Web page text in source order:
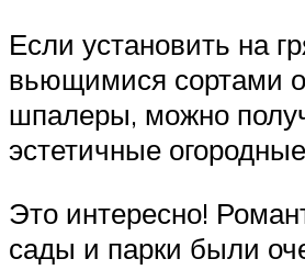
Если установить на
вьющимися сортами
шпалеры, можно
эстетичные
Это интересно!
сады и парки были